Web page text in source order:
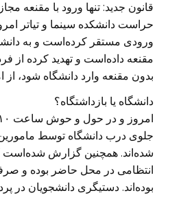
قانون جدید: تنها ورود با مقنعه
حراست دانشکده سینما و تیاتر
ورودی مستقر کرده‌است و به
مقنعه داده‌است و تهدید کرده از
بدون مقنعه وارد دانشگاه شود،
دانشگاه یا بازداشتگاه؟
جلوی درب دانشگاه توسط
شده‌اند. همچنین گزارش شده‌است
انتظامی در محل حاضر بوده‌ و
بوده‌اند. دستیگری دانشجویان در